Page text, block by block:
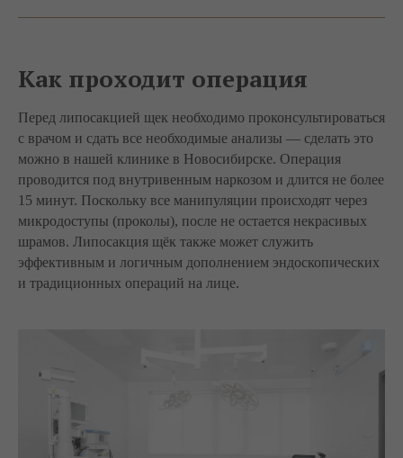
Как проходит операция
Перед липосакцией щек необходимо проконсультироваться
с врачом и сдать все необходимые анализы — сделать это
можно в нашей клинике в Новосибирске. Операция
проводится под внутривенным наркозом и длится не более
15 минут. Поскольку все манипуляции происходят через
микродоступы (проколы), после не остается некрасивых
шрамов. Липосакция щёк также может служить
эффективным и логичным дополнением эндоскопических
и традиционных операций на лице.